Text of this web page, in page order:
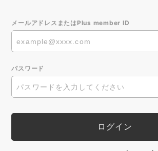
メールアドレスまたはPlus member ID
パスワード